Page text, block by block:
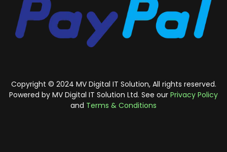
Copyright © 2024 MV Digital IT Solution, All rights reserved.
Powered by MV Digital IT Solution Ltd. See our Privacy Policy
and Terms & Conditions